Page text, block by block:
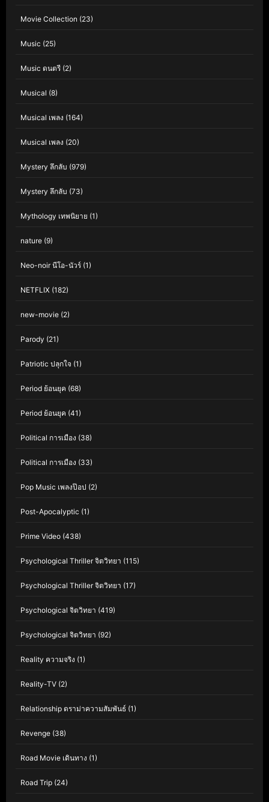
Movie Collection (23)
Music (25)
Music ดนตรี (2)
Musical (8)
Musical เพลง (164)
Musical เพลง (20)
Mystery ลึกลับ (979)
Mystery ลึกลับ (73)
Mythology เทพนิยาย (1)
nature (9)
Neo-noir นีโอ-นัวร์ (1)
NETFLIX (182)
new-movie (2)
Parody (21)
Patriotic ปลุกใจ (1)
Period ย้อนยุค (68)
Period ย้อนยุค (41)
Political การเมือง (38)
Political การเมือง (33)
Pop Music เพลงป๊อป (2)
Post-Apocalyptic (1)
Prime Video (438)
Psychological Thriller จิตวิทยา (115)
Psychological Thriller จิตวิทยา (17)
Psychological จิตวิทยา (419)
Psychological จิตวิทยา (92)
Reality ความจริง (1)
Reality-TV (2)
Relationship ดราม่าความสัมพันธ์ (1)
Revenge (38)
Road Movie เดินทาง (1)
Road Trip (24)